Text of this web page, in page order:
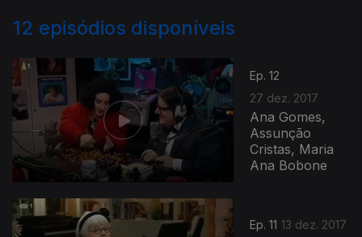
12 episódios disponíveis
Ep. 12
27 dez. 2017
Ana Gomes,
Assunção
Cristas, Maria
Ana Bobone
Ep. 11 13 dez. 2017